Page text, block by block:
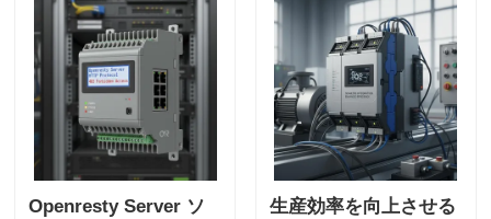
Openresty Server ソ
生産効率を向上させる